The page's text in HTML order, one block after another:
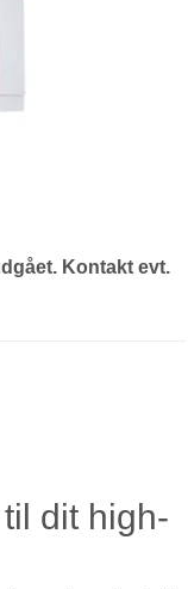
Kontakt evt.
dit high-